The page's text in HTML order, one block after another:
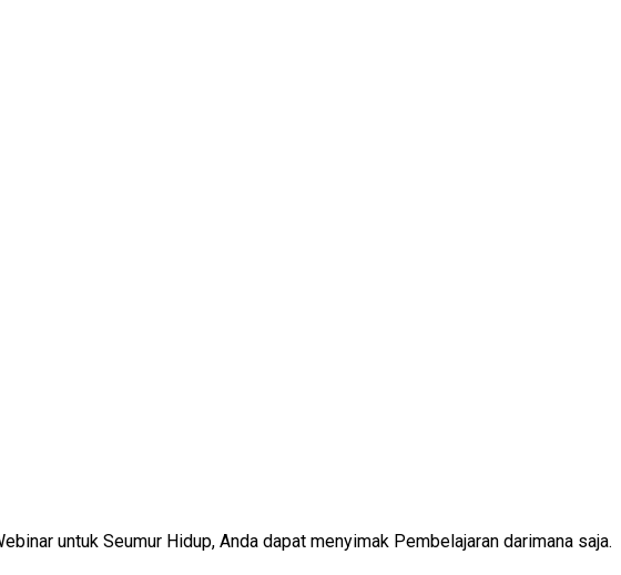
untuk Seumur Hidup, Anda dapat menyimak Pembelajaran darimana saja.